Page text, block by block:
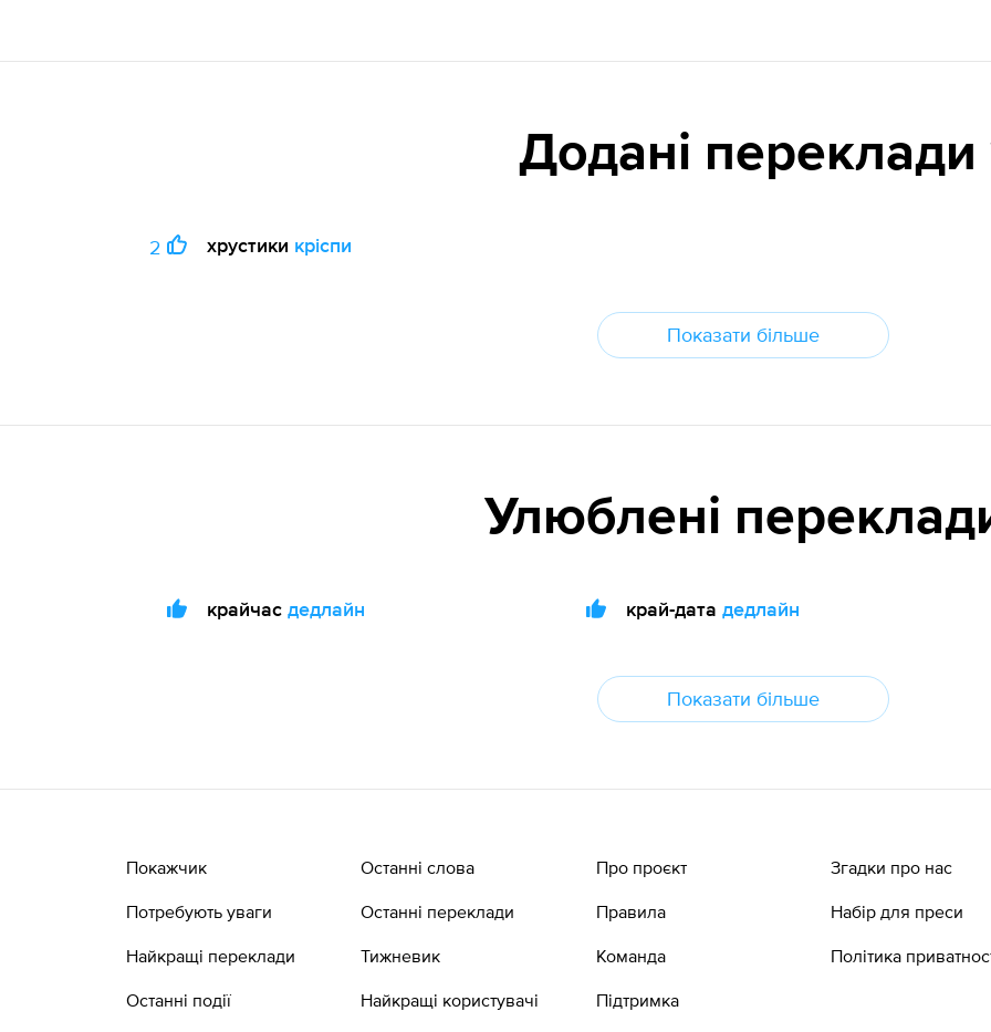
Додані переклади
2 хрустики кріспи
Показати більше
Улюблені
крайчас дедлайн край-дата дедлайн
Показати більше
Покажчик
Потребують уваги
Найкращі переклади
Останні події
Останні слова
Останні переклади
Тижневик
Найкращі користувачі
Про проєкт
Правила
Команда
Підтримка
Згадки про нас
Набір для преси
Політика